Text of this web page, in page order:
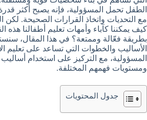
الطفل تحمل المسؤولية، فإنه يصبح أكثر
مع التحديات واتخاذ القرارات الصحيحة. لكن
كيف يمكننا كآباء وأمهات تعليم أطفالنا هذه
بطريقة فعّالة وممتعة؟ في هذا المقال،
الأساليب والخطوات التي تساعد على تعليم
المسؤولية، مع التركيز على استخدام
ومستويات فهمهم المختلفة.
جدول المحتويات